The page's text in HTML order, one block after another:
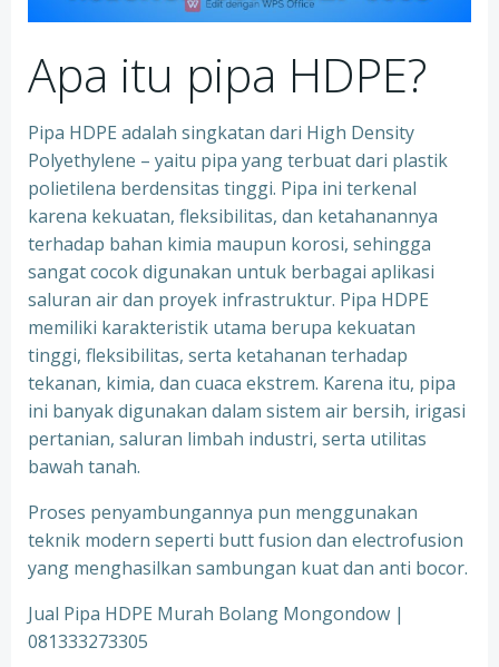
Apa itu pipa HDPE?
Pipa HDPE adalah singkatan dari High Density
Polyethylene – yaitu pipa yang terbuat dari plastik
polietilena berdensitas tinggi. Pipa ini terkenal
karena kekuatan, fleksibilitas, dan ketahanannya
terhadap bahan kimia maupun korosi, sehingga
sangat cocok digunakan untuk berbagai aplikasi
saluran air dan proyek infrastruktur. Pipa HDPE
memiliki karakteristik utama berupa kekuatan
tinggi, fleksibilitas, serta ketahanan terhadap
tekanan, kimia, dan cuaca ekstrem. Karena itu, pipa
ini banyak digunakan dalam sistem air bersih, irigasi
pertanian, saluran limbah industri, serta utilitas
bawah tanah.
Proses penyambungannya pun menggunakan
teknik modern seperti butt fusion dan electrofusion
yang menghasilkan sambungan kuat dan anti bocor.
Jual Pipa HDPE Murah Bolang Mongondow |
081333273305